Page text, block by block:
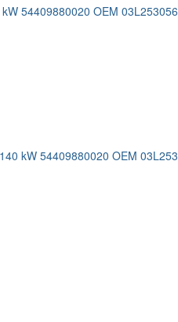
54409880020 OEM
kW 54409880020 OEM